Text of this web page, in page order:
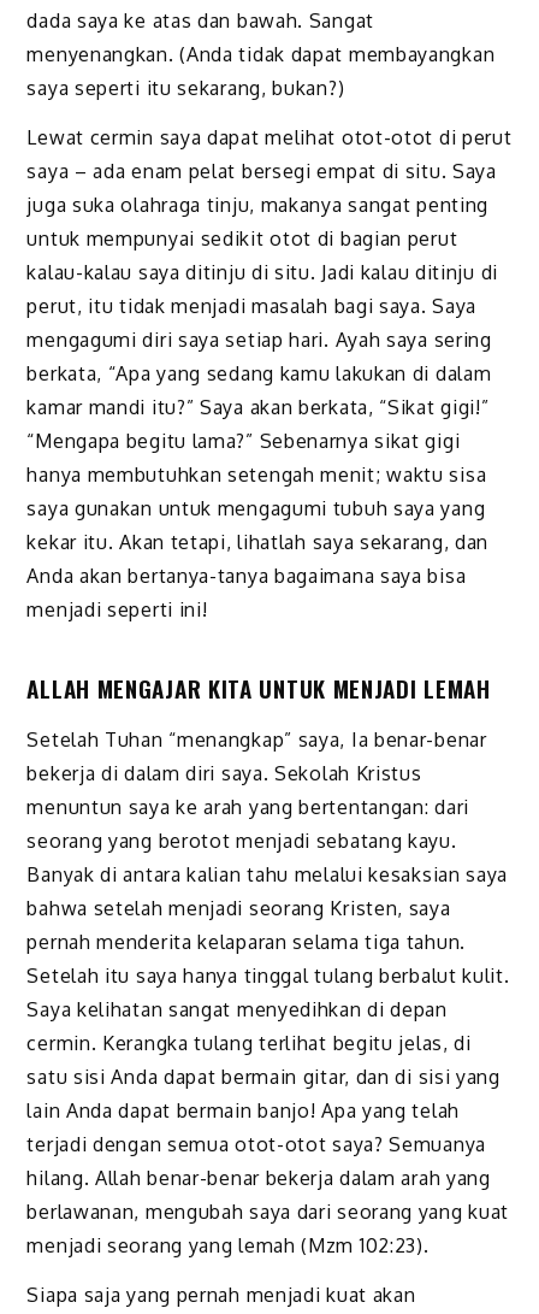
dada saya ke atas dan bawah. Sangat
menyenangkan. (Anda tidak dapat membayangkan
saya seperti itu sekarang, bukan?)
Lewat cermin saya dapat melihat otot-otot di perut
saya – ada enam pelat bersegi empat di situ. Saya
juga suka olahraga tinju, makanya sangat penting
untuk mempunyai sedikit otot di bagian perut
kalau-kalau saya ditinju di situ. Jadi kalau ditinju di
perut, itu tidak menjadi masalah bagi saya. Saya
mengagumi diri saya setiap hari. Ayah saya sering
berkata, “Apa yang sedang kamu lakukan di dalam
kamar mandi itu?” Saya akan berkata, “Sikat gigi!”
“Mengapa begitu lama?” Sebenarnya sikat gigi
hanya membutuhkan setengah menit; waktu sisa
saya gunakan untuk mengagumi tubuh saya yang
kekar itu. Akan tetapi, lihatlah saya sekarang, dan
Anda akan bertanya-tanya bagaimana saya bisa
menjadi seperti ini!
ALLAH MENGAJAR KITA UNTUK MENJADI LEMAH
Setelah Tuhan “menangkap” saya, Ia benar-benar
bekerja di dalam diri saya. Sekolah Kristus
menuntun saya ke arah yang bertentangan: dari
seorang yang berotot menjadi sebatang kayu.
Banyak di antara kalian tahu melalui kesak­sian saya
bahwa setelah menjadi seorang Kristen, saya
pernah menderita kelaparan selama tiga tahun.
Setelah itu saya hanya tinggal tulang berbalut kulit.
Saya kelihatan sangat menyedihkan di depan
cermin. Kerangka tulang terlihat begitu jelas, di
satu sisi Anda dapat bermain gitar, dan di sisi yang
lain Anda dapat bermain banjo! Apa yang telah
terjadi dengan semua otot-otot saya? Semuanya
hilang. Allah benar-benar bekerja dalam arah yang
berlawanan, mengubah saya dari seorang yang kuat
menjadi seorang yang lemah (Mzm 102:23).
Siapa saja yang pernah menjadi kuat akan